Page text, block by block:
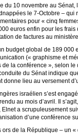
du 10 novembre au
le 7-Octobre – qui
pour « cinq
euros enfin pour les
de factures au
budget global de 189
(« graphisme et
la conférence », selon
du Sénat indique
donne lieu au versement
israélien s’est
au mois d’avril. Il
a scrupuleusement
d’une
ors de la République – un